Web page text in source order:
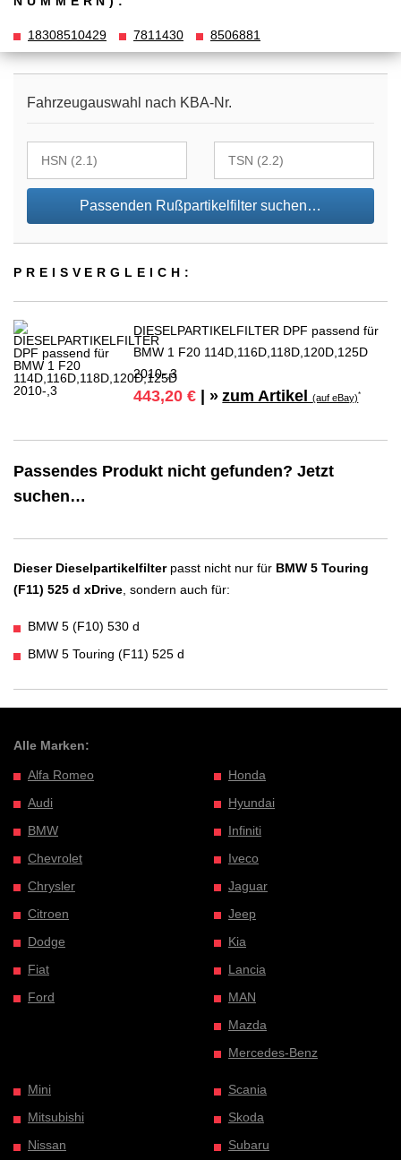
18308510429 7811430 8506881
Fahrzeugauswahl nach KBA-Nr.
Passenden Rußpartikelfilter suchen…
PREIS­VER­GLEICH:
DIESELPARTIKELFILTER DPF passend für
BMW 1 F20 114D,116D,118D,120D,125D
2010-,3
443,20 € | » zum Artikel(auf eBay)*
Passendes Produkt nicht gefunden? Jetzt
suchen…
Dieser Dieselpartikelfilterpasst nicht nur für BMW 5 Touring
(F11) 525 d xDrive , sondern auch für:
BMW 5 (F10) 530 d
BMW 5 Touring (F11) 525 d
Alle Marken:
Alfa Romeo
Audi
BMW
Chevrolet
Chrysler
Citroen
Dodge
Fiat
Ford
Honda
Hyundai
Infiniti
Iveco
Jaguar
Jeep
Kia
Lancia
MAN
Mazda
Mercedes-Benz
Mini
Mitsubishi
Nissan
Scania
Skoda
Subaru